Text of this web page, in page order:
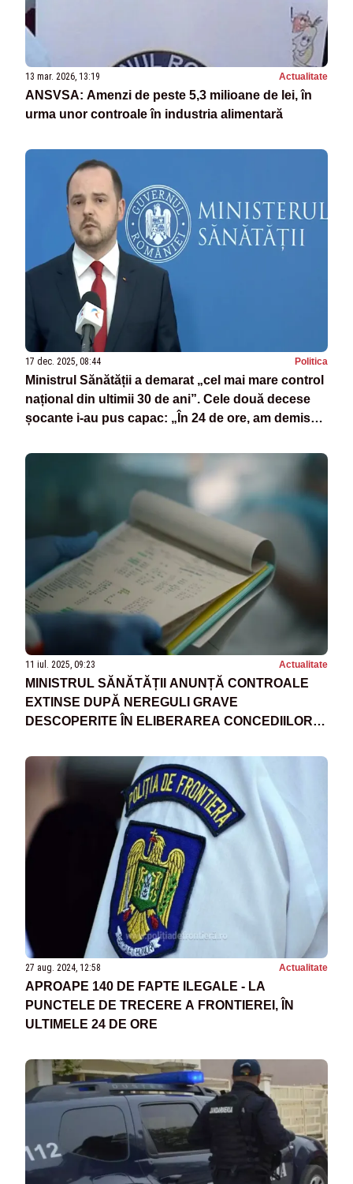
13 mar. 2026, 13:19 Actualitate
ANSVSA: Amenzi de peste 5,3 milioane de lei, în
urma unor controale în industria alimentară
17 dec. 2025, 08:44 Politica
Ministrul Sănătății a demarat „cel mai mare control
național din ultimii 30 de ani”. Cele două decese
șocante i-au pus capac: „În 24 de ore, am demis
11 iul. 2025, 09:23 Actualitate
MINISTRUL SĂNĂTĂȚII ANUNȚĂ CONTROALE
EXTINSE DUPĂ NEREGULI GRAVE
DESCOPERITE ÎN ELIBERAREA CONCEDIILOR
27 aug. 2024, 12:58 Actualitate
APROAPE 140 DE FAPTE ILEGALE - LA
PUNCTELE DE TRECERE A FRONTIEREI, ÎN
ULTIMELE 24 DE ORE